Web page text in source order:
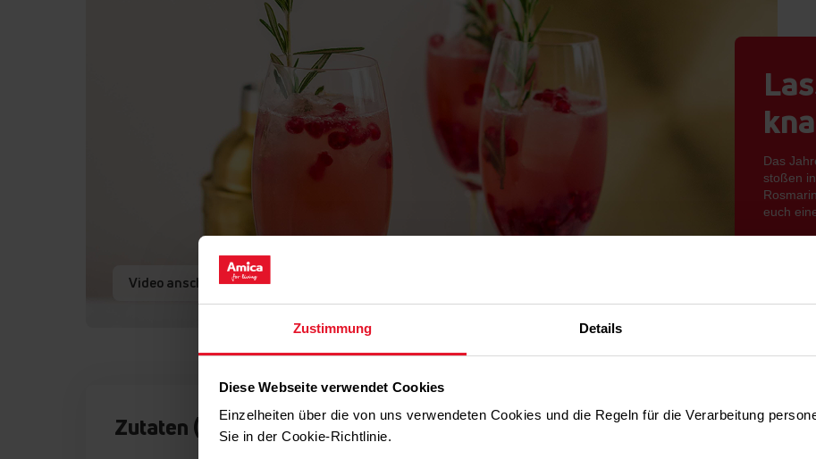
Zustimmung Details
Diese Webseite verwendet Cookies
Einzelheiten über die von uns verwendeten Cookies und die Regeln für die Verarbeitung
Sie in der Cookie-Richtlinie.
Video anschauen
Das
stoßen
euch
Zutaten (6 Pers.) Zubereitung: